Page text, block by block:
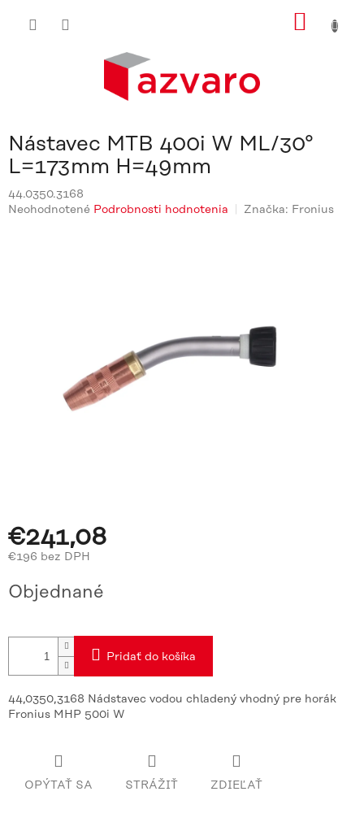
Nástavec MTB 400i W ML/30°
L=173mm H=49mm
44.0350.3168
Priemerné
Neohodnotené Podrobnosti hodnotenia Značka: Fronius
€241,08
€196 bez DPH
cena:
Objednané
Pridať do košíka
44,0350,3168 Nádstavec vodou chladený vhodný pre horák
Fronius MHP 500i W
OPÝTAŤ SA STRÁŽIŤ ZDIEĽAŤ